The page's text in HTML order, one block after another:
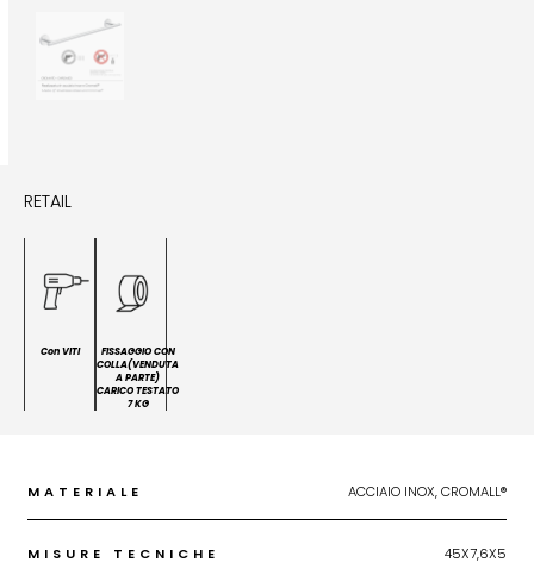
RETAIL
Con VITI
FISSAGGIO CON
COLLA(VENDUTA
A PARTE)
CARICO TESTATO
7 KG
MATERIALE ACCIAIO INOX, CROMALL®
MISURE TECNICHE 45X7,6X5